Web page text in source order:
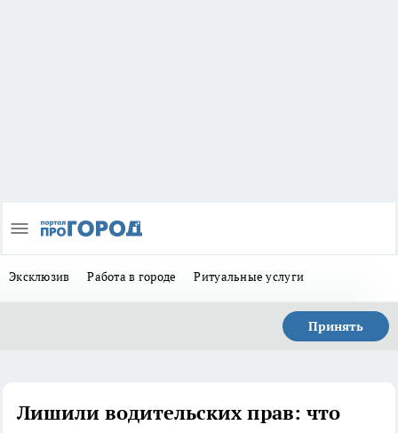
Эксклюзив Работа в городе Ритуальные услуги
Принять
Лишили водительских прав: что